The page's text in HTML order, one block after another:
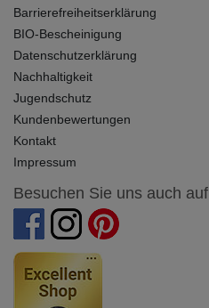
Barrierefreiheitserklärung
BIO-Bescheinigung
Datenschutzerklärung
Nachhaltigkeit
Jugendschutz
Kundenbewertungen
Kontakt
Impressum
Besuchen Sie uns auch auf